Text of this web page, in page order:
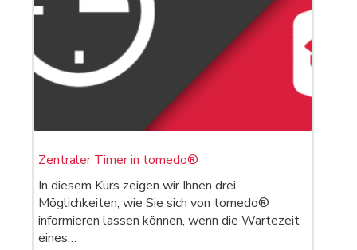
Zentraler Timer in tomedo®
In diesem Kurs zeigen wir Ihnen drei
Möglichkeiten, wie Sie sich von tomedo®
informieren lassen können, wenn die Wartezeit
eines…